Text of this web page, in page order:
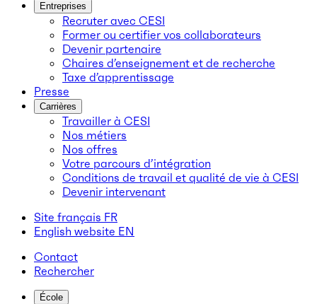
Entreprises
Recruter avec CESI
Former ou certifier vos collaborateurs
Devenir partenaire
Chaires d’enseignement et de recherche
Taxe d’apprentissage
Presse
Carrières
Travailler à CESI
Nos métiers
Nos offres
Votre parcours d’intégration
Conditions de travail et qualité de vie à CESI
Devenir intervenant
Site français FR
English website EN
Contact
Rechercher
École